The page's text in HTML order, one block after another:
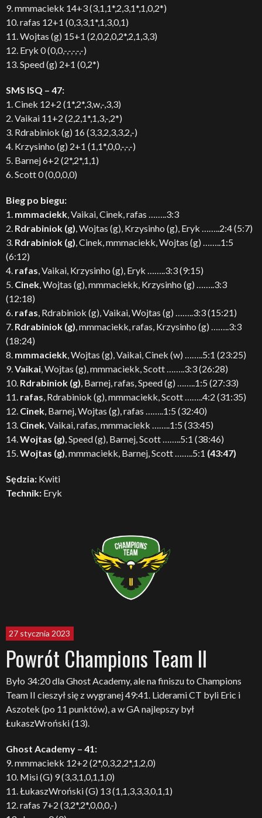
9. mmmaciekk 14+3 (3,1,1*,2,3,1*,1,0,2*)
10. rafas 12+1 (0,3,3,1*,1,3,0,1)
11. Wojtas (g) 15+1 (2,0,2,0,2*,2,1,3,3)
12. Eryk 0 (0,0,-,-,-,-,-)
13. Speed (g) 2+1 (0,2*)
SMS ISQ – 47:
1. Cinek 12+2 (1*,2*,3,w,-,3,3)
2. Vaikai 11+2 (2,2,1*,1,3,-,2*)
3. Rdrabiniok (g) 16 (3,3,2,3,3,2,-)
4. Krzysinho (g) 2+1 (1,1*,0,0,-,-,-)
5. Barnej 6+2 (2*,2*,1,1)
6. Scott 0 (0,0,0,0)
Bieg po biegu:
1. mmmaciekk , Vaikai, Cinek, rafas ……..3:3
2. Rdrabiniok (g) , Wojtas (g), Krzysinho (g), Eryk ……..2:4 (5:7)
3. Rdrabiniok (g) , Cinek, mmmaciekk, Wojtas (g) ……..1:5
(6:12)
4. rafas , Vaikai, Krzysinho (g), Eryk ……..3:3 (9:15)
5. Cinek , Wojtas (g), mmmaciekk, Krzysinho (g) ……..3:3
(12:18)
6. rafas , Rdrabiniok (g), Vaikai, Wojtas (g) ……..3:3 (15:21)
7. Rdrabiniok (g) , mmmaciekk, rafas, Krzysinho (g) ……..3:3
(18:24)
8. mmmaciekk , Wojtas (g), Vaikai, Cinek (w) ……..5:1 (23:25)
9. Vaikai , Wojtas (g), mmmaciekk, Scott ……..3:3 (26:28)
10. Rdrabiniok (g) , Barnej, rafas, Speed (g) ……..1:5 (27:33)
11. rafas , Rdrabiniok (g), mmmaciekk, Scott ……..4:2 (31:35)
12. Cinek , Barnej, Wojtas (g), rafas ……..1:5 (32:40)
13. Cinek , Vaikai, rafas, mmmaciekk ……..1:5 (33:45)
14. Wojtas (g) , Speed (g), Barnej, Scott ……..5:1 (38:46)
15. Wojtas (g) , mmmaciekk, Barnej, Scott ……..5:1 (43:47)
Sędzia: Kwiti
Technik: Eryk
27 stycznia 2023
Powrót Champions Team II
Było 34:20 dla Ghost Academy, ale na finiszu to Champions
Team II cieszył się z wygranej 49:41. Liderami CT byli Eric i
Aszotek (po 11 punktów), a w GA najlepszy był
ŁukaszWroński (13).
Ghost Academy – 41:
9. mmmaciekk 12+2 (2*,0,3,2,2*,1,2,0)
10. Misi (G) 9 (3,3,1,0,1,1,0)
11. ŁukaszWroński (G) 13 (1,1,3,3,3,0,1,1)
12. rafas 7+2 (3,2*,2*,0,0,0,-)